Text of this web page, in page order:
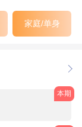
家庭/单身
本期